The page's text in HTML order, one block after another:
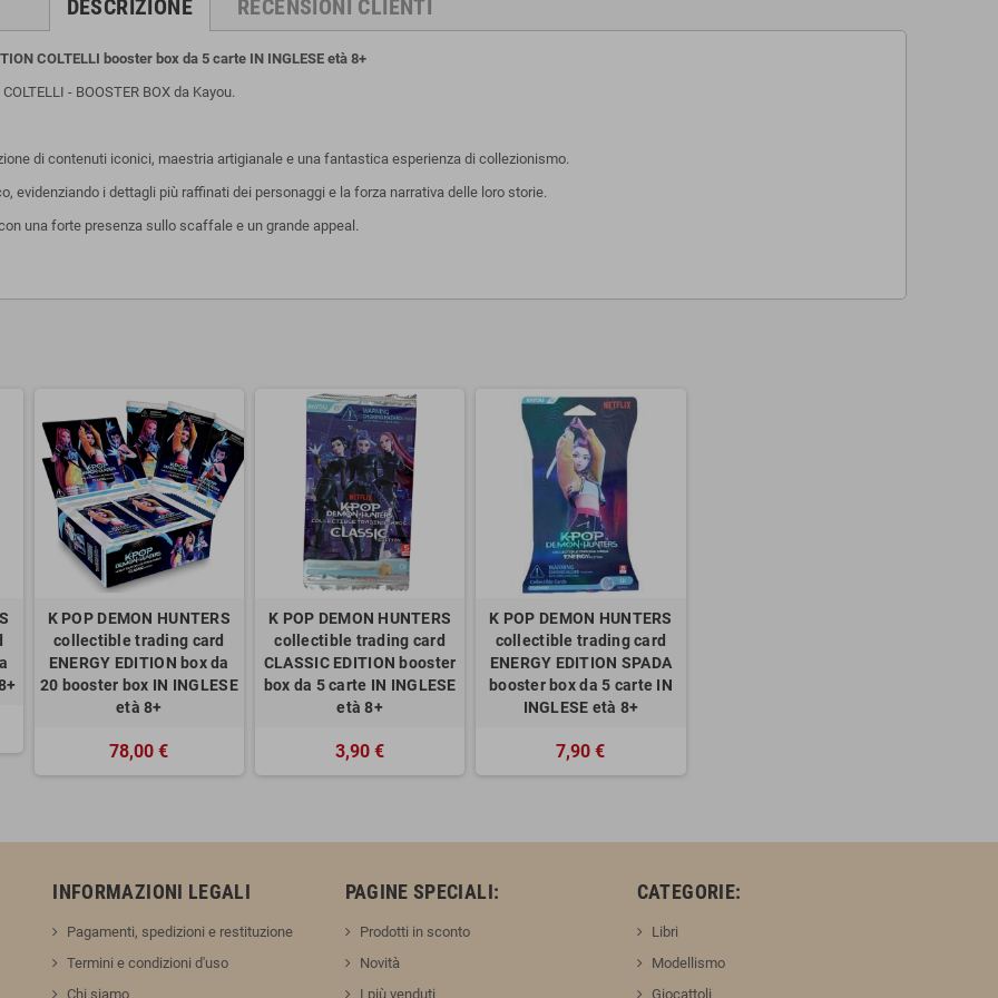
DESCRIZIONE RECENSIONI CLIENTI
COLTELLI booster box da 5 carte IN INGLESE età 8+
- BOOSTER BOX da Kayou.
di contenuti iconici, maestria artigianale e una fantastica esperienza di collezionismo.
evidenziando i dettagli più raffinati dei personaggi e la forza narrativa delle loro storie.
una forte presenza sullo scaffale e un grande appeal.
K POP DEMON HUNTERS
collectible trading card
ENERGY EDITION box da
20 booster box IN INGLESE
età 8+
78,00 €
K POP DEMON HUNTERS
collectible trading card
CLASSIC EDITION booster
box da 5 carte IN INGLESE
età 8+
3,90 €
K POP DEMON HUNTERS
collectible trading card
ENERGY EDITION SPADA
booster box da 5 carte IN
INGLESE età 8+
7,90 €
INFORMAZIONI LEGALI
Pagamenti, spedizioni e restituzione
Termini e condizioni d'uso
Chi siamo
PAGINE SPECIALI:
Prodotti in sconto
Novità
I più venduti
CATEGORIE:
Libri
Modellismo
Giocattoli